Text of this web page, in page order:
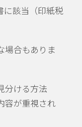
に該当（印紙税
場合もありま
分ける方法
容が重視され